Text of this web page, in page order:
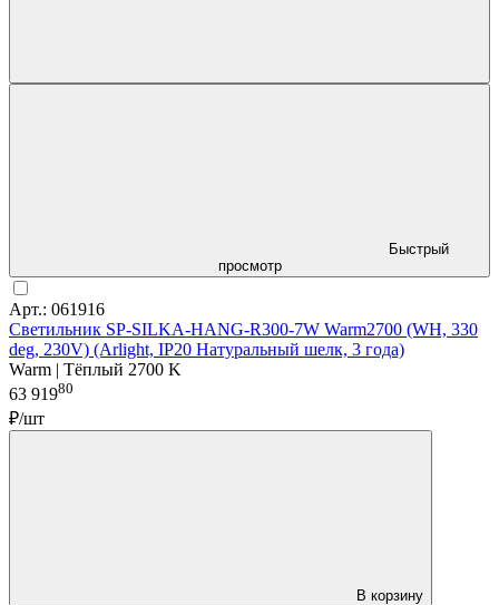
Быстрый
просмотр
Арт.: 061916
Светильник SP-SILKA-HANG-R300-7W Warm2700 (WH, 330
deg, 230V) (Arlight, IP20 Натуральный шелк, 3 года)
Warm | Тёплый 2700 K
63 91980
₽/шт
В корзину